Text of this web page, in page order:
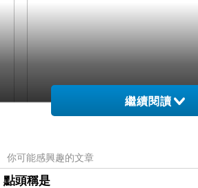
網購經驗10多年的我在想蒂巴蕾
氛彈性絲襪在網路上買應該會比較
繼續閱讀
你可能感興趣的文章
點頭稱是